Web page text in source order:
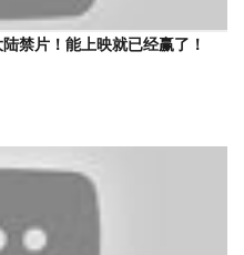
禁片！能上映就已经赢了！